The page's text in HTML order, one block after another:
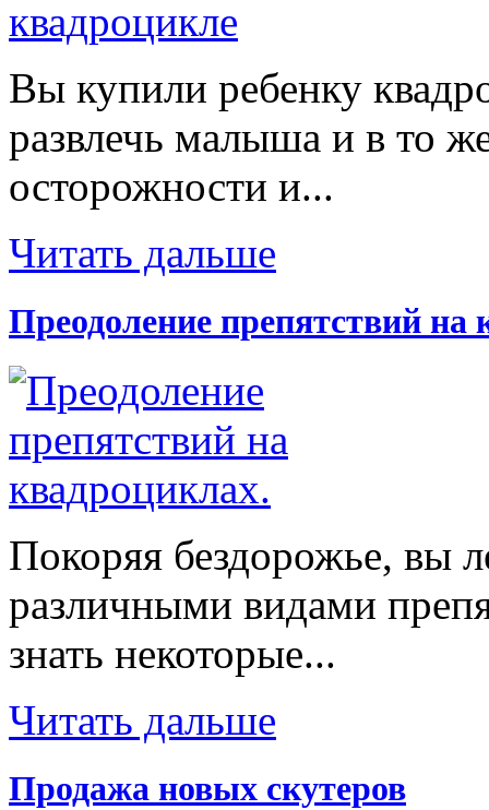
Вы купили ребенку
развлечь малыша и в то
осторожности и...
Читать дальше
Преодоление препятствий на
Покоряя бездорожье, вы
различными видами
знать некоторые...
Читать дальше
Продажа новых скутеров